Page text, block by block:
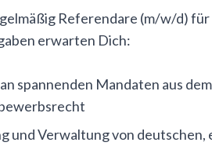
Referendare (m/w/d)
erwarten Dich:
spannenden Mandaten aus
und Verwaltung von